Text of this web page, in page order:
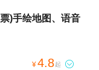
)手绘地图、语音
¥4.8起 